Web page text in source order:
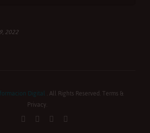
2022
Digital . All Rights Reserved. Terms &
Privacy.